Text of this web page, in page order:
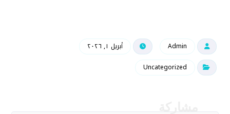
Admin
أبريل ١, ٢٠٢٦
Uncategorized